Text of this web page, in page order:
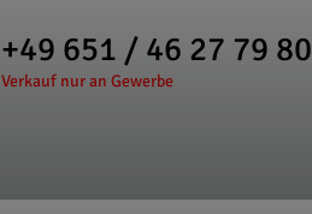
+49 651 / 46 27 79 80
Verkauf nur an Gewerbe